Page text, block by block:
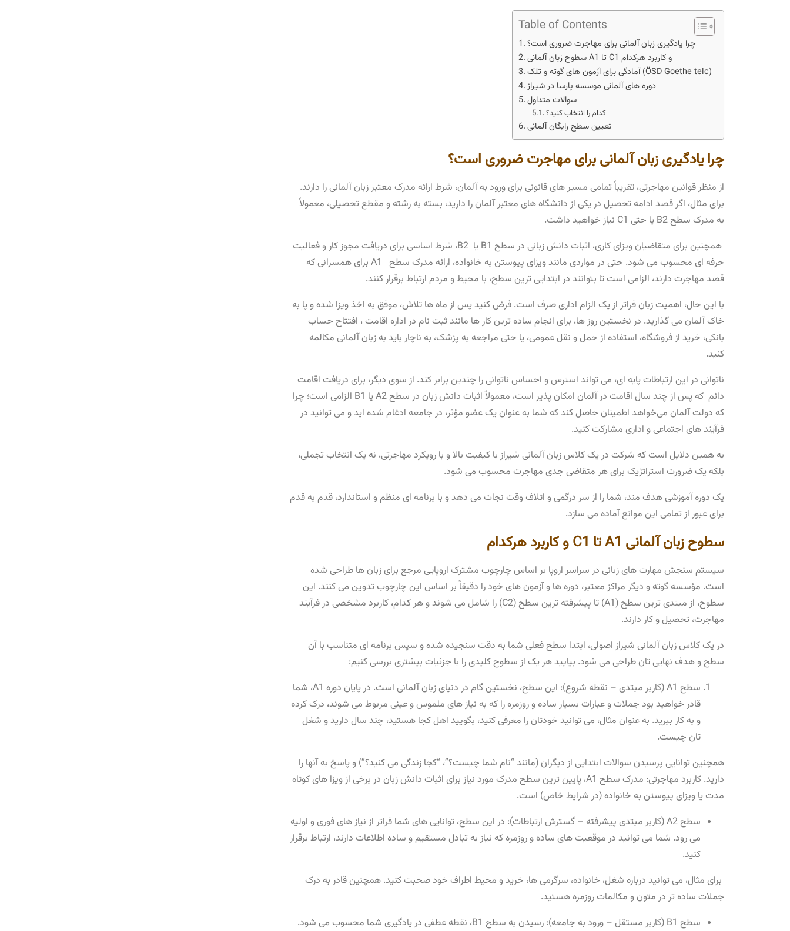
Table of Contents
چرا یادگیری زبان آلمانی برای مهاجرت ضروری است؟
سطوح زبان آلمانی A1 تا C1 و کاربرد هرکدام
آمادگی برای آزمون‌ های گوته و تلک (ÖSD Goethe telc)
دوره‌ های آلمانی موسسه پارسا در شیراز
سوالات متداول
کدام را انتخاب کنید؟
تعیین ‌سطح رایگان آلمانی
چرا یادگیری زبان آلمانی برای مهاجرت ضروری است؟
از منظر قوانین مهاجرتی، تقریباً تمامی مسیر های قانونی برای ورود به آلمان، شرط ارائه مدرک معتبر زبان آلمانی را دارند.
برای مثال، اگر قصد ادامه تحصیل در یکی از دانشگاه‌ های معتبر آلمان را دارید، بسته به رشته و مقطع تحصیلی، معمولاً
به مدرک سطح B2 یا حتی C1 نیاز خواهید داشت.
همچنین برای متقاضیان ویزای کاری، اثبات دانش زبانی در سطح B1 یا B2، شرط اساسی برای دریافت مجوز کار و فعالیت
حرفه ‌ای محسوب می ‌شود. حتی در مواردی مانند ویزای پیوستن به خانواده، ارائه مدرک سطح A1 برای همسرانی که
قصد مهاجرت دارند، الزامی است تا بتوانند در ابتدایی ‌ترین سطح، با محیط و مردم ارتباط برقرار کنند.
با این حال، اهمیت زبان فراتر از یک الزام اداری صرف است. فرض کنید پس از ماه‌ ها تلاش، موفق به اخذ ویزا شده و پا به
خاک آلمان می‌ گذارید. در نخستین روز ها، برای انجام ساده ‌ترین کار ها مانند ثبت نام در اداره اقامت ، افتتاح حساب
بانکی، خرید از فروشگاه، استفاده از حمل و نقل عمومی، یا حتی مراجعه به پزشک، به ناچار باید به زبان آلمانی مکالمه
کنید.
ناتوانی در این ارتباطات پایه ‌ای، می‌ تواند استرس و احساس ناتوانی را چندین برابر کند. از سوی دیگر، برای دریافت اقامت
دائم که پس از چند سال اقامت در آلمان امکان‌ پذیر است، معمولاً اثبات دانش زبان در سطح A2 یا B1 الزامی است؛ چرا
که دولت آلمان می‌خواهد اطمینان حاصل کند که شما به عنوان یک عضو مؤثر، در جامعه ادغام شده ‌اید و می ‌توانید در
فرآیند های اجتماعی و اداری مشارکت کنید.
به همین دلایل است که شرکت در یک کلاس زبان آلمانی شیراز با کیفیت بالا و با رویکرد مهاجرتی، نه یک انتخاب تجملی،
بلکه یک ضرورت استراتژیک برای هر متقاضی جدی مهاجرت محسوب می ‌شود.
یک دوره آموزشی هدف مند، شما را از سر درگمی و اتلاف وقت نجات می ‌دهد و با برنامه ‌ای منظم و استاندارد، قدم به ‌قدم
برای عبور از تمامی این موانع آماده می‌ سازد.
سطوح زبان آلمانی A1 تا C1 و کاربرد هرکدام
سیستم سنجش مهارت ‌های زبانی در سراسر اروپا بر اساس چارچوب مشترک اروپایی مرجع برای زبان‌ ها طراحی شده
است. مؤسسه گوته و دیگر مراکز معتبر، دوره ‌ها و آزمون‌ های خود را دقیقاً بر اساس این چارچوب تدوین می ‌کنند. این
سطوح، از مبتدی ‌ترین سطح (A1) تا پیشرفته ‌ترین سطح (C2) را شامل می‌ شوند و هر کدام، کاربرد مشخصی در فرآیند
مهاجرت، تحصیل و کار دارند.
در یک کلاس زبان آلمانی شیراز اصولی، ابتدا سطح فعلی شما به دقت سنجیده شده و سپس برنامه ‌ای متناسب با آن
سطح و هدف نهایی ‌تان طراحی می ‌شود. بیایید هر یک از سطوح کلیدی را با جزئیات بیشتری بررسی کنیم:
سطح A1 (کاربر مبتدی – نقطه شروع): این سطح، نخستین گام در دنیای زبان آلمانی است. در پایان دوره A1، شما
قادر خواهید بود جملات و عبارات بسیار ساده و روزمره را که به نیاز های ملموس و عینی مربوط می‌ شوند، درک کرده
و به کار ببرید. به عنوان مثال، می ‌توانید خودتان را معرفی کنید، بگویید اهل کجا هستید، چند سال دارید و شغل
تان چیست.
همچنین توانایی پرسیدن سوالات ابتدایی از دیگران (مانند “نام شما چیست؟”، “کجا زندگی می ‌کنید؟”) و پاسخ به آنها را
دارید. کاربرد مهاجرتی: مدرک سطح A1، پایین ‌ترین سطح مدرک مورد نیاز برای اثبات دانش زبان در برخی از ویزا های کوتاه
‌مدت یا ویزای پیوستن به خانواده (در شرایط خاص) است.
سطح A2 (کاربر مبتدی پیشرفته – گسترش ارتباطات): در این سطح، توانایی ‌های شما فراتر از نیاز های فوری و اولیه
می ‌رود. شما می ‌توانید در موقعیت ‌های ساده و روزمره که نیاز به تبادل مستقیم و ساده اطلاعات دارند، ارتباط برقرار
کنید.
برای مثال، می ‌توانید درباره شغل، خانواده، سرگرمی ‌ها، خرید و محیط اطراف خود صحبت کنید. همچنین قادر به درک
جملات ساده ‌تر در متون و مکالمات روزمره هستید.
سطح B1 (کاربر مستقل – ورود به جامعه): رسیدن به سطح B1، نقطه عطفی در یادگیری شما محسوب می‌ شود.